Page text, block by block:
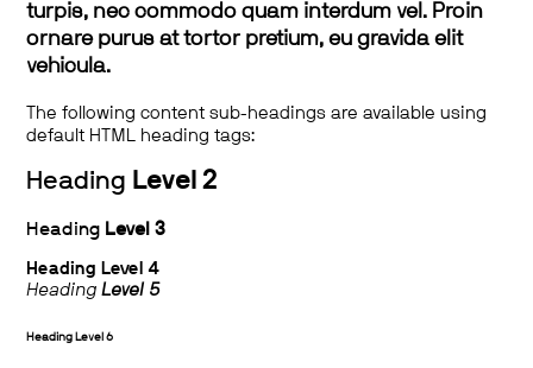
turpis, nec commodo quam interdum vel. Proin
ornare purus at tortor pretium, eu gravida elit
vehicula.
The following content sub-headings are available using
default HTML heading tags:
Heading Level 2
Heading Level 3
Heading Level 4
HeadingLevel 5
Heading Level 6